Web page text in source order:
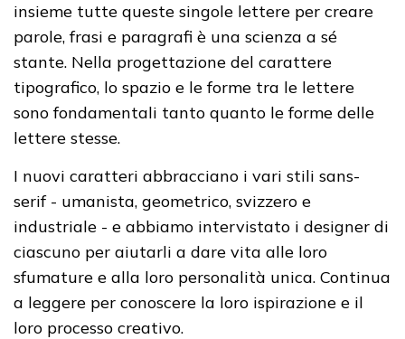
insieme tutte queste singole lettere per creare
parole, frasi e paragrafi è una scienza a sé
stante. Nella progettazione del carattere
tipografico, lo spazio e le forme tra le lettere
sono fondamentali tanto quanto le forme delle
lettere stesse.
I nuovi caratteri abbracciano i vari stili sans-
serif - umanista, geometrico, svizzero e
industriale - e abbiamo intervistato i designer di
ciascuno per aiutarli a dare vita alle loro
sfumature e alla loro personalità unica. Continua
a leggere per conoscere la loro ispirazione e il
loro processo creativo.